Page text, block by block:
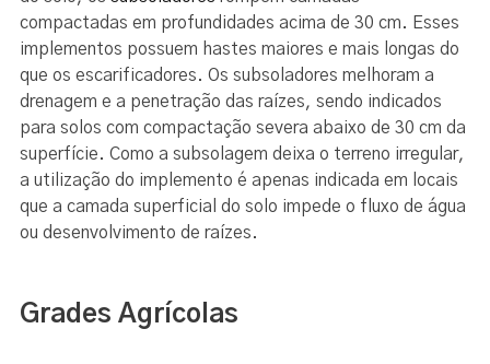
compactadas em profundidades acima de 30 cm. Esses
implementos possuem hastes maiores e mais longas do
que os escarificadores. Os subsoladores melhoram a
drenagem e a penetração das raízes, sendo indicados
para solos com compactação severa abaixo de 30 cm da
superfície. Como a subsolagem deixa o terreno irregular,
a utilização do implemento é apenas indicada em locais
que a camada superficial do solo impede o fluxo de água
ou desenvolvimento de raízes.
Grades Agrícolas